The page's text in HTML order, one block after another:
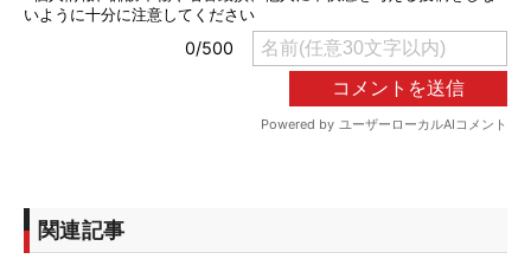
関連記事